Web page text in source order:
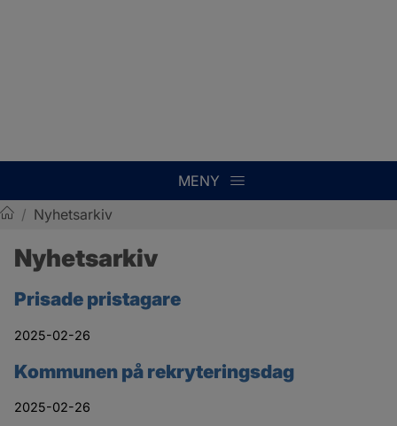
MENY
/ Nyhetsarkiv
Nyhetsarkiv
Prisade pristagare
2025-02-26
Kommunen på rekryteringsdag
2025-02-26